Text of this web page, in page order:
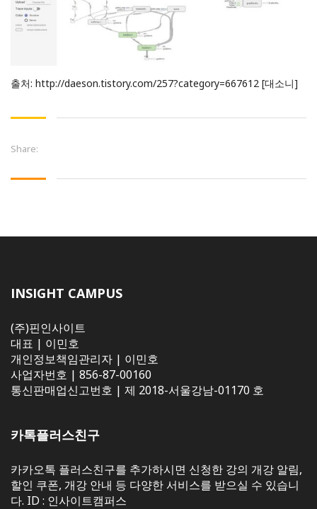
출처: http://daeson.tistory.com/257?category=667612 [대소니]
Share:
INSIGHT CAMPUS
(주)핀인사이트
대표 | 이민호
개인정보책임관리자 | 이민호
사업자번호 | 856-87-00160
통신판매업신고번호 | 제 2018-서울강남-01170 호
카톡플러스친구
카카오톡 플러스친구를 추가하시면 신청한 강의 개강 알림,
할인 쿠폰, 개강 안내 등 다양한 서비스를 받으실 수 있습니
다. ID : 인사이트캠퍼스